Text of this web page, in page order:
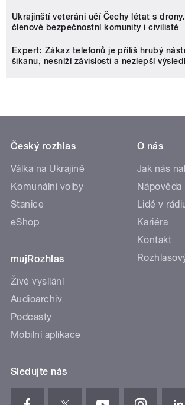
Ukrajinští veteráni učí Čechy létat s
členové bezpečnostní komunity i civilisté
Expert: Zákaz telefonů je příliš hrubý
šikanu, nesníží závislosti a nezlepší
Český rozhlas
Válka na Ukrajině
Komunální volby
Stanice
eShop
mujRozhlas
Živé vysílání
Audioarchiv
Podcasty
Mobilní aplikace
O nás
Jak nás
Nápověda
Lidé v
Kariéra
Kontakt
Sledujte nás